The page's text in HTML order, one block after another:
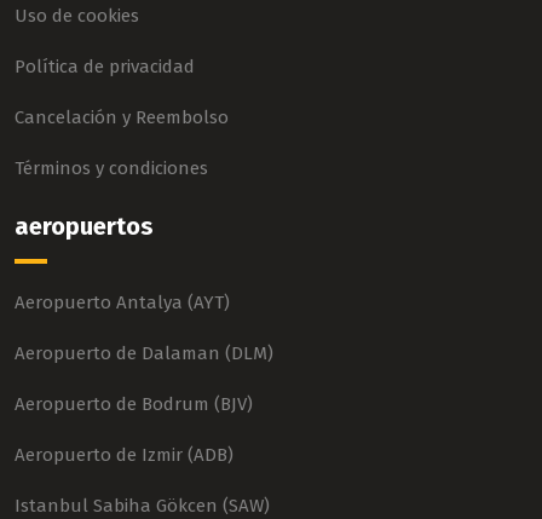
Uso de cookies
Política de privacidad
Cancelación y Reembolso
Términos y condiciones
aeropuertos
Aeropuerto Antalya (AYT)
Aeropuerto de Dalaman (DLM)
Aeropuerto de Bodrum (BJV)
Aeropuerto de Izmir (ADB)
Istanbul Sabiha Gökcen (SAW)